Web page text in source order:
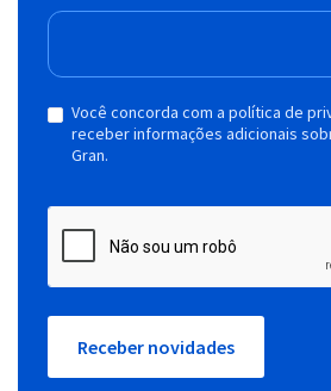
Você concorda com a política de
receber informações adicionais
Gran.
Receber novidades